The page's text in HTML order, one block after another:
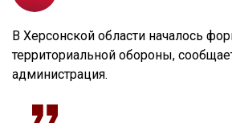
В Херсонской области началось
территориальной обороны,
администрация.